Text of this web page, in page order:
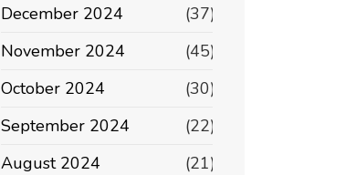
December 2024
(37)
November 2024
(45)
October 2024
(30)
September 2024
(22)
August 2024
(21)